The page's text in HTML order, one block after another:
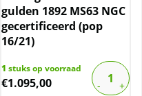
gulden 1892 MS63 NGC
gecertificeerd (pop
16/21)
1 stuks op voorraad
€1.095,00